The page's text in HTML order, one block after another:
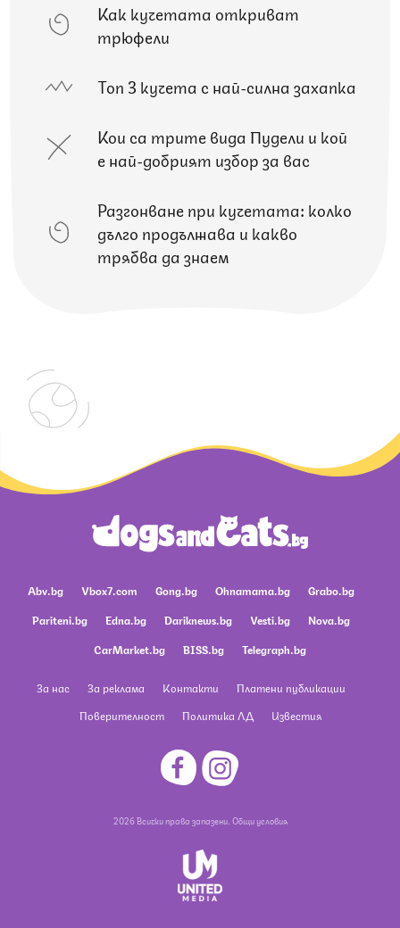
Как кучетата откриват
трюфели
Топ 3 кучета с най-силна захапка
Кои са трите вида Пудели и кой
е най-добрият избор за вас
Разгонване при кучетата: колко
дълго продължава и какво
трябва да знаем
Abv.bg Vbox7.com Gong.bg Ohnamama.bg
Grabo.bg
Pariteni.bg
Edna.bg Dariknews.bg Vesti.bg
Nova.bg
CarMarket.bg
BISS.bg Telegraph.bg
За нас За реклама Контакти
Платени публикации
Поверителност
Политика ЛД Известия
2026 Всички права запазени. Общи условия